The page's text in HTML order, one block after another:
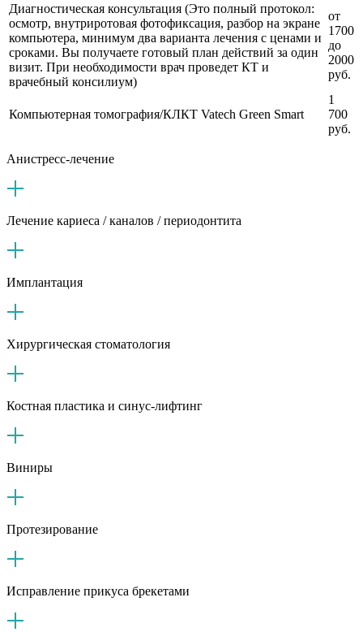
Диагностическая консультация (Это полный протокол:
осмотр, внутриротовая фотофиксация, разбор на экране
компьютера, минимум два варианта лечения с ценами и
сроками. Вы получаете готовый план действий за один
визит. При необходимости врач проведет КТ и
врачебный консилиум)
от
1700
до
2000
руб.
Компьютерная томография/КЛКТ Vatech Green Smart
1
700
руб.
Анистресс-лечение
Лечение кариеса / каналов / периодонтита
Имплантация
Хирургическая стоматология
Костная пластика и синус-лифтинг
Виниры
Протезирование
Исправление прикуса брекетами